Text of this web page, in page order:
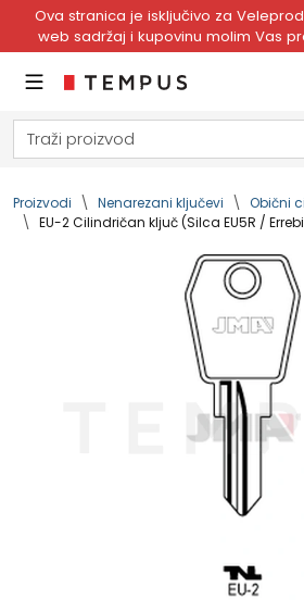
Ova stranica je isključivo za
web sadržaj i kupovinu molim Vas
Proizvodi Nenarezani ključevi
Obični
EU-2 Cilindričan ključ (Silca EU5R / Errebi